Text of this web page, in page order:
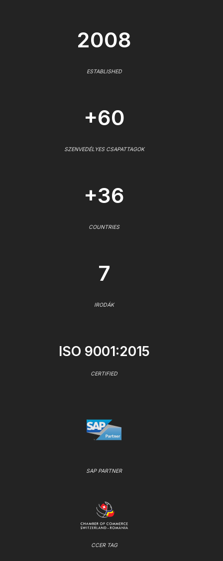
2008
ESTABLISHED
+60
SZENVEDÉLYES CSAPATTAGOK
+36
COUNTRIES
7
IRODÁK
ISO 9001:2015
CERTIFIED
SAP PARTNER
CCER TAG